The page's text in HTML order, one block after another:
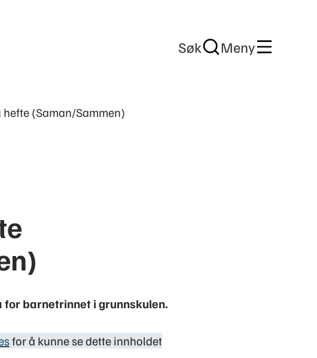
Søk Meny
(Saman/Sammen)
barnetrinnet i grunnskulen.
for å kunne se dette innholdet